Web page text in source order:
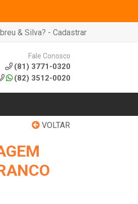
& Silva? - Cadastrar
Fale Conosco
(81) 3771-0320
(82) 3512-0020
VOLTAR